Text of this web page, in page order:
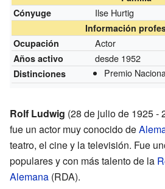
Cónyuge
Ilse Hurtig
Información
Ocupación
Actor
Años activo desde 1952
Distinciones Premio
Rolf Ludwig (28 de julio de 1925 -
fue un actor muy conocido de
teatro, el cine y la televisión. Fue
populares y con más talento de la
Alemana (RDA).